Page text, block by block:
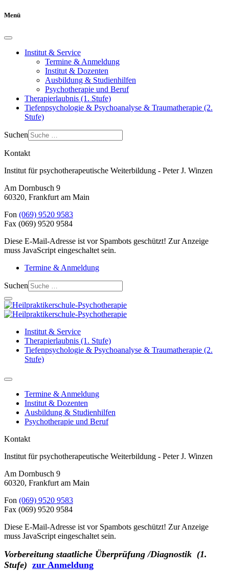
Menü
Institut & Service
Termine & Anmeldung
Institut & Dozenten
Ausbildung & Studienhilfen
Psychotherapie und Beruf
Therapierlaubnis (1. Stufe)
Tiefenpsychologie & Psychoanalyse & Traumatherapie (2.
Stufe)
Suchen
Kontakt
Institut für psychotherapeutische Weiterbildung - Peter J. Winzen
Am Dornbusch 9
60320, Frankfurt am Main
Fon (069) 9520 9583
Fax (069) 9520 9584
Diese E-Mail-Adresse ist vor Spambots geschützt! Zur Anzeige
muss JavaScript eingeschaltet sein.
Termine & Anmeldung
Suchen
Institut & Service
Therapierlaubnis (1. Stufe)
Tiefenpsychologie & Psychoanalyse & Traumatherapie (2.
Stufe)
Termine & Anmeldung
Institut & Dozenten
Ausbildung & Studienhilfen
Psychotherapie und Beruf
Kontakt
Institut für psychotherapeutische Weiterbildung - Peter J. Winzen
Am Dornbusch 9
60320, Frankfurt am Main
Fon (069) 9520 9583
Fax (069) 9520 9584
Diese E-Mail-Adresse ist vor Spambots geschützt! Zur Anzeige
muss JavaScript eingeschaltet sein.
Vorbereitung staatliche Überprüfung /Diagnostik (1.
Stufe) zur Anmeldung